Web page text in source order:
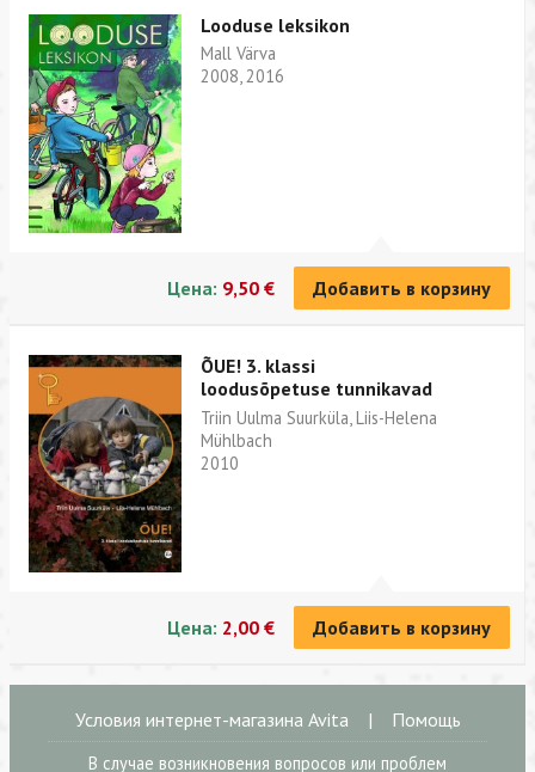
Looduse leksikon
Mall Värva
2008, 2016
Цена: 9,50 € Добавить в корзину
ÕUE! 3. klassi
loodusõpetuse tunnikavad
Triin Uulma Suurküla, Liis-Helena
Mühlbach
2010
Цена: 2,00 € Добавить в корзину
Условия интернет-магазина Avita | Помощь
В случае возникновения вопросов или проблем